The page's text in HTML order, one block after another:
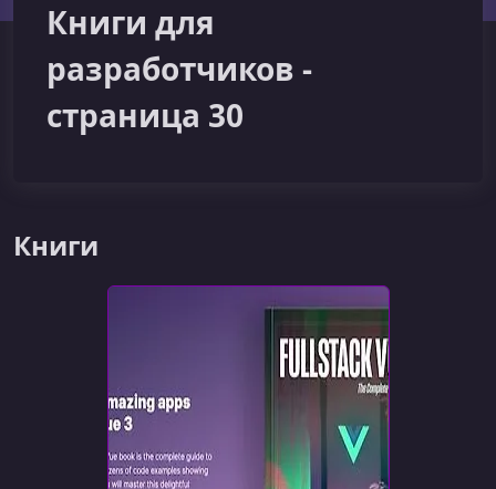
Книги для
разработчиков -
страница 30
Книги